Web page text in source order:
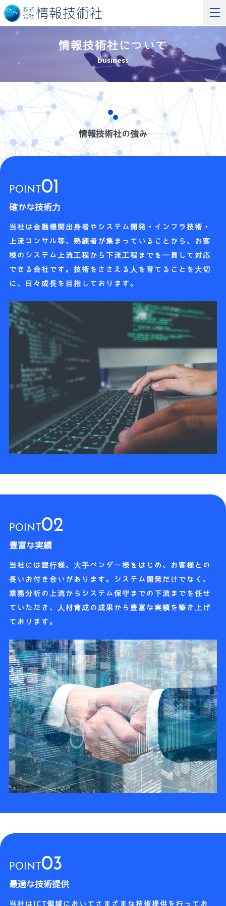
情報技術社について
business
情報技術社の強み
POINT 01
確かな技術力
当社は金融機関出身者やシステム開発・インフラ技術・
上流コンサル等、熟練者が集まっていることから、お客
様のシステム上流工程から下流工程までを一貫して対応
できる会社です。技術をささえる人を育てることを大切
に、日々成長を目指しております。
POINT 02
豊富な実績
当社には銀行様、大手ベンダー様をはじめ、お客様との
長いお付き合いがあります。システム開発だけでなく、
業務分析の上流からシステム保守までの下流までを任せ
ていただき、人材育成の成果から豊富な実績を築き上げ
ております。
POINT 03
最適な技術提供
当社はICT領域においてさまざまな技術提供を行ってお